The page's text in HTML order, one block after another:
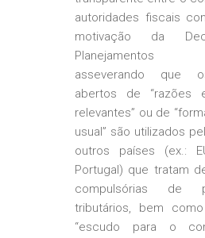
autoridades fiscais
motivação da
Planejamentos
asseverando que
abertos de “razões
relevantes” ou de
usual” são utilizados
outros países (ex.:
Portugal) que tratam
compulsórias de
tributários, bem
“escudo para o